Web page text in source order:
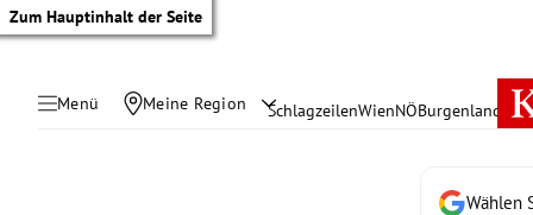
Zum Hauptinhalt der Seite
Menü Meine Region SchlagzeilenWienNÖBurgenland
Wählen